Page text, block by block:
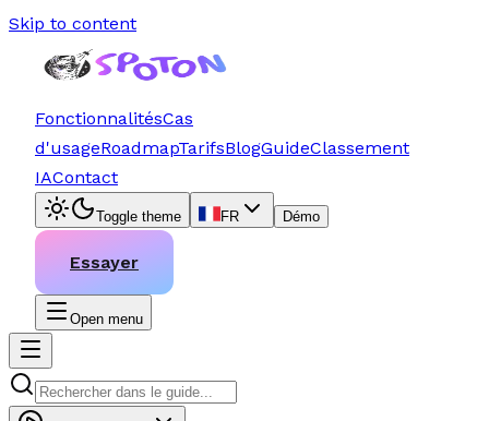
Skip to content
FonctionnalitésCas
d'usageRoadmapTarifsBlogGuideClassement
IAContact
Toggle theme FR Démo
Essayer
Open menu